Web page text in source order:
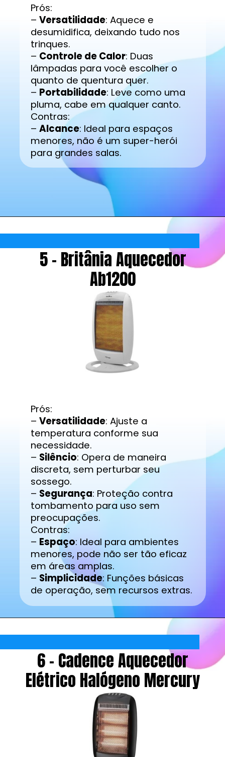
Prós:
– Versatilidade: Aquece e
desumidifica, deixando tudo nos
trinques.
– Controle de Calor: Duas
lâmpadas para você escolher o
quanto de quentura quer.
– Portabilidade: Leve como uma
pluma, cabe em qualquer canto.
Contras:
– Alcance: Ideal para espaços
menores, não é um super-herói
para grandes salas.
5 - Britânia Aquecedor
Ab1200
Prós:
– Versatilidade: Ajuste a
temperatura conforme sua
necessidade.
– Silêncio: Opera de maneira
discreta, sem perturbar seu
sossego.
– Segurança: Proteção contra
tombamento para uso sem
preocupações.
Contras:
– Espaço: Ideal para ambientes
menores, pode não ser tão eficaz
em áreas amplas.
– Simplicidade: Funções básicas
de operação, sem recursos extras.
6 - Cadence Aquecedor
Elétrico Halógeno Mercury